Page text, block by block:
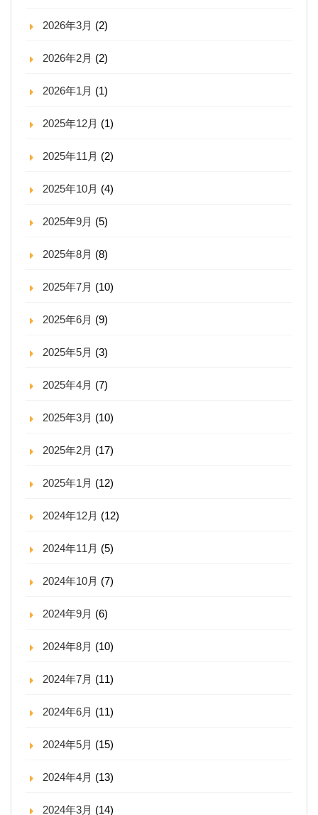
2026年3月 (2)
2026年2月 (2)
2026年1月 (1)
2025年12月 (1)
2025年11月 (2)
2025年10月 (4)
2025年9月 (5)
2025年8月 (8)
2025年7月 (10)
2025年6月 (9)
2025年5月 (3)
2025年4月 (7)
2025年3月 (10)
2025年2月 (17)
2025年1月 (12)
2024年12月 (12)
2024年11月 (5)
2024年10月 (7)
2024年9月 (6)
2024年8月 (10)
2024年7月 (11)
2024年6月 (11)
2024年5月 (15)
2024年4月 (13)
2024年3月 (14)